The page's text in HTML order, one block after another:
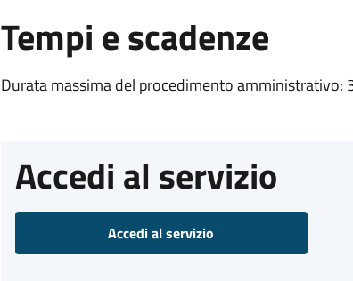
Tempi e scadenze
Durata massima del procedimento amministrativo:
Accedi al servizio
Accedi al servizio